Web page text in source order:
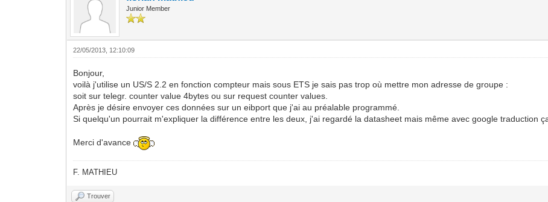
Junior Member
22/05/2013, 12:10:09
Bonjour,
voilà j'utilise un US/S 2.2 en fonction compteur mais sous ETS je sais pas trop où mettre mon adresse de groupe :
soit sur telegr. counter value 4bytes ou sur request counter values.
Après je désire envoyer ces données sur un eibport que j'ai au préalable programmé.
Si quelqu'un pourrait m'expliquer la différence entre les deux, j'ai regardé la datasheet mais même avec google traduction
Merci d'avance
F. MATHIEU
Trouver